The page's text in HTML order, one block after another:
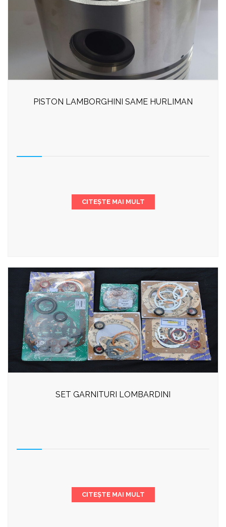
PISTON LAMBORGHINI SAME HURLIMAN
CITEȘTE MAI MULT
SET GARNITURI LOMBARDINI
CITEȘTE MAI MULT